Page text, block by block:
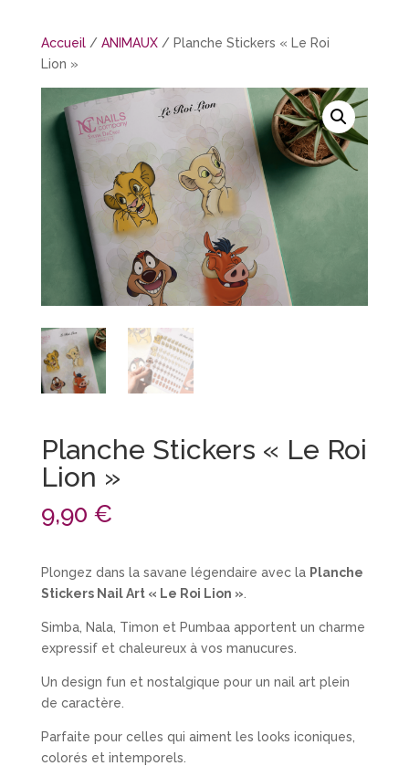
Accueil/ ANIMAUX/ Planche Stickers « Le Roi
Lion »
Planche Stickers « Le Roi
Lion »
9,90 €
Plongez dans la savane légendaire avec la Planche
Stickers Nail Art « Le Roi Lion »
Simba, Nala, Timon et Pumbaa apportent un charme
expressif et chaleureux à vos manucures.
Un design fun et nostalgique pour un nail art plein
de caractère.
Parfaite pour celles qui aiment les looks iconiques,
colorés et intemporels.